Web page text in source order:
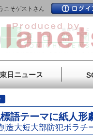
こそゲストさん
東日ニュース
語テーマに紙人形
造大短大部防犯ボラチ